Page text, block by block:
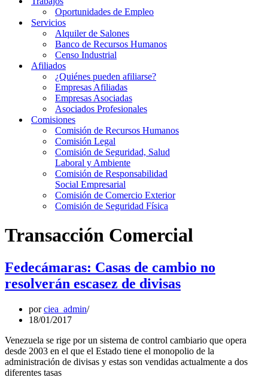
Oportunidades de Empleo
Servicios
Alquiler de Salones
Banco de Recursos Humanos
Censo Industrial
Afiliados
¿Quiénes pueden afiliarse?
Empresas Afiliadas
Empresas Asociadas
Asociados Profesionales
Comisiones
Comisión de Recursos Humanos
Comisión Legal
Comisión de Seguridad, Salud
Laboral y Ambiente
Comisión de Responsabilidad
Social Empresarial
Comisión de Comercio Exterior
Comisión de Seguridad Física
Transacción Comercial
Fedecámaras: Casas de cambio no
resolverán escasez de divisas
porciea_admin
18/01/2017
Venezuela se rige por un sistema de control cambiario que opera
desde 2003 en el que el Estado tiene el monopolio de la
administración de divisas y estas son vendidas actualmente a dos
diferentes tasas